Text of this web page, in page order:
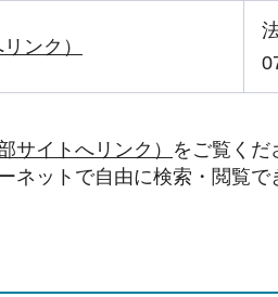
ンク）
サイトへリンク） をご覧くだ
ネットで自由に検索・閲覧で